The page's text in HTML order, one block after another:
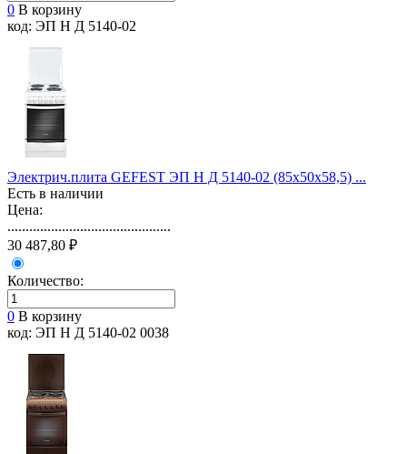
0 В корзину
код: ЭП Н Д 5140-02
Электрич.плита GEFEST ЭП Н Д 5140-02 (85х50х58,5) ...
Есть в наличии
Цена:
.............................................
30 487,80 ₽
Количество:
0 В корзину
код: ЭП Н Д 5140-02 0038